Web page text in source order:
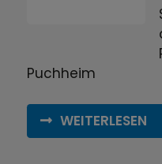
Puchheim
WEITERLESEN